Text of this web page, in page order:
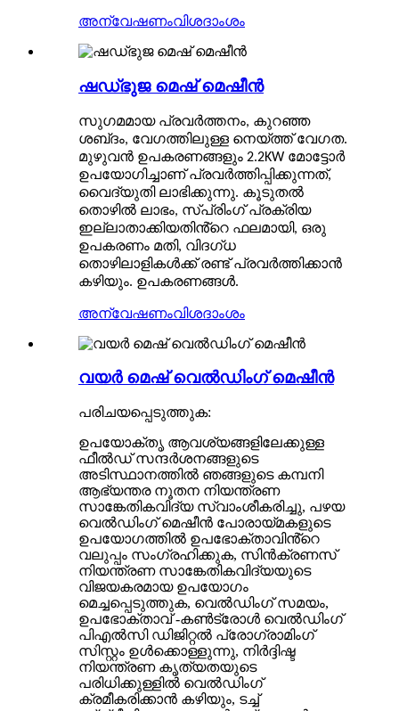
അന്വേഷണംവിശദാംശം
ഷഡ്ഭുജ മെഷ് മെഷീൻ
സുഗമമായ പ്രവർത്തനം, കുറഞ്ഞ
ശബ്‌ദം, വേഗത്തിലുള്ള നെയ്ത്ത് വേഗത.
മുഴുവൻ ഉപകരണങ്ങളും 2.2KW മോട്ടോർ
ഉപയോഗിച്ചാണ് പ്രവർത്തിപ്പിക്കുന്നത്,
വൈദ്യുതി ലാഭിക്കുന്നു. കൂടുതൽ
തൊഴിൽ ലാഭം, സ്പ്രിംഗ് പ്രക്രിയ
ഇല്ലാതാക്കിയതിൻ്റെ ഫലമായി, ഒരു
ഉപകരണം മതി, വിദഗ്ധ
തൊഴിലാളികൾക്ക് രണ്ട് പ്രവർത്തിക്കാൻ
കഴിയും. ഉപകരണങ്ങൾ.
അന്വേഷണംവിശദാംശം
വയർ മെഷ് വെൽഡിംഗ് മെഷീൻ
പരിചയപ്പെടുത്തുക:
ഉപയോക്തൃ ആവശ്യങ്ങളിലേക്കുള്ള
ഫീൽഡ് സന്ദർശനങ്ങളുടെ
അടിസ്ഥാനത്തിൽ ഞങ്ങളുടെ കമ്പനി
ആഭ്യന്തര നൂതന നിയന്ത്രണ
സാങ്കേതികവിദ്യ സ്വാംശീകരിച്ചു, പഴയ
വെൽഡിംഗ് മെഷീൻ പോരായ്മകളുടെ
ഉപയോഗത്തിൽ ഉപഭോക്താവിൻ്റെ
വലുപ്പം സംഗ്രഹിക്കുക, സിൻക്രണസ്
നിയന്ത്രണ സാങ്കേതികവിദ്യയുടെ
വിജയകരമായ ഉപയോഗം
മെച്ചപ്പെടുത്തുക, വെൽഡിംഗ് സമയം,
ഉപഭോക്താവ് -കൺട്രോൾ വെൽഡിംഗ്
പിഎൽസി ഡിജിറ്റൽ പ്രോഗ്രാമിംഗ്
സിസ്റ്റം ഉൾക്കൊള്ളുന്നു, നിർദ്ദിഷ്ട
നിയന്ത്രണ കൃത്യതയുടെ
പരിധിക്കുള്ളിൽ വെൽഡിംഗ്
ക്രമീകരിക്കാൻ കഴിയും, ടച്ച്